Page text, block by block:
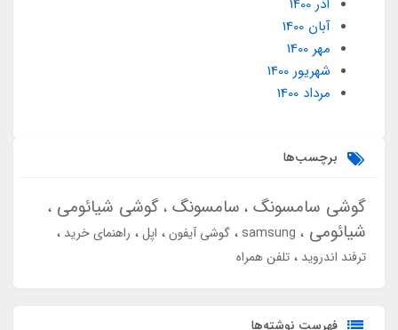
آذر 1400
آبان 1400
مهر 1400
شهریور 1400
مرداد 1400
برچسب‌ها
گوشی سامسونگ سامسونگ گوشی شیائومی
شیائومی
samsung گوشی آیفون اپل
راهنمای خرید
ترفند اندروید
تلفن همراه
فهرست نوشته‌ها